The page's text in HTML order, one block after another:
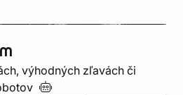
výhodných zľavách či